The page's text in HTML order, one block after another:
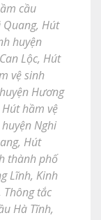
cầu
Quang, Hút
huyện
Lộc, Hút
vệ sinh
Hương
Hút hầm vệ
Nghi
, Hút
thành phố
Lĩnh, Kinh
Thông tắc
Hà Tĩnh,